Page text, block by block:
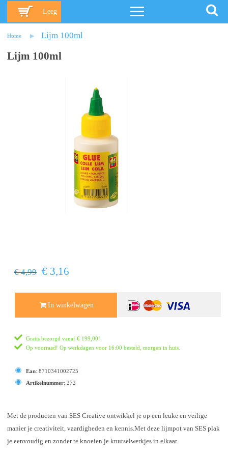
Leeg
Home Lijm 100ml
Lijm 100ml
€ 4,99 € 3,16
In winkelwagen
Gratis bezorgd vanaf € 199,00!
Op voorraad! Op werkdagen voor 16:00 besteld, morgen in huis.
Ean: 8710341002725
Artikelnummer: 272
Met de producten van SES Creative ontwikkel je op een leuke en veilige
manier je creativiteit, vaardigheden en kennis.Met deze lijmpot van SES plak
je eenvoudig en zonder te knoeien je knutselwerkjes in elkaar.